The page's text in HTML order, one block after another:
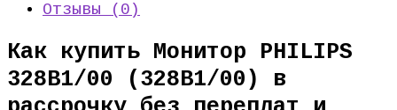
Отзывы (0)
Как купить Монитор PHILIPS
328B1/00 (328B1/00) в